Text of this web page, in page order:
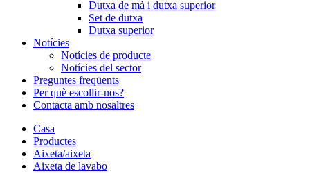
Dutxa de mà i dutxa superior
Set de dutxa
Dutxa superior
Notícies
Notícies de producte
Notícies del sector
Preguntes freqüents
Per què escollir-nos?
Contacta amb nosaltres
Casa
Productes
Aixeta/aixeta
Aixeta de lavabo